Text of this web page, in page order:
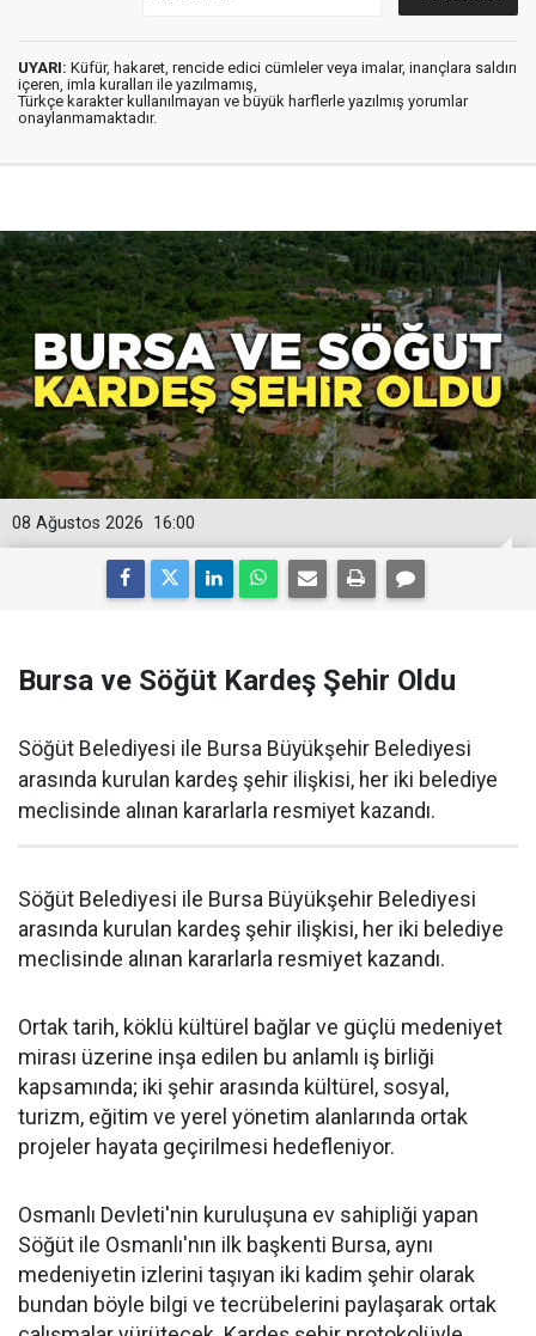
UYARI: Küfür, hakaret, rencide edici cümleler veya imalar, inançlara saldırı
içeren, imla kuralları ile yazılmamış,
Türkçe karakter kullanılmayan ve büyük harflerle yazılmış yorumlar
onaylanmamaktadır.
16:00
08 Ağustos 2026
Bursa ve Söğüt Kardeş Şehir Oldu
Söğüt Belediyesi ile Bursa Büyükşehir Belediyesi
arasında kurulan kardeş şehir ilişkisi, her iki belediye
meclisinde alınan kararlarla resmiyet kazandı.
Söğüt Belediyesi ile Bursa Büyükşehir Belediyesi
arasında kurulan kardeş şehir ilişkisi, her iki belediye
meclisinde alınan kararlarla resmiyet kazandı.
Ortak tarih, köklü kültürel bağlar ve güçlü medeniyet
mirası üzerine inşa edilen bu anlamlı iş birliği
kapsamında; iki şehir arasında kültürel, sosyal,
turizm, eğitim ve yerel yönetim alanlarında ortak
projeler hayata geçirilmesi hedefleniyor.
Osmanlı Devleti'nin kuruluşuna ev sahipliği yapan
Söğüt ile Osmanlı'nın ilk başkenti Bursa, aynı
medeniyetin izlerini taşıyan iki kadim şehir olarak
bundan böyle bilgi ve tecrübelerini paylaşarak ortak